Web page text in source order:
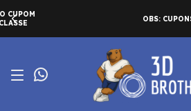
OBS: CUPONS E PROMOÇÕES